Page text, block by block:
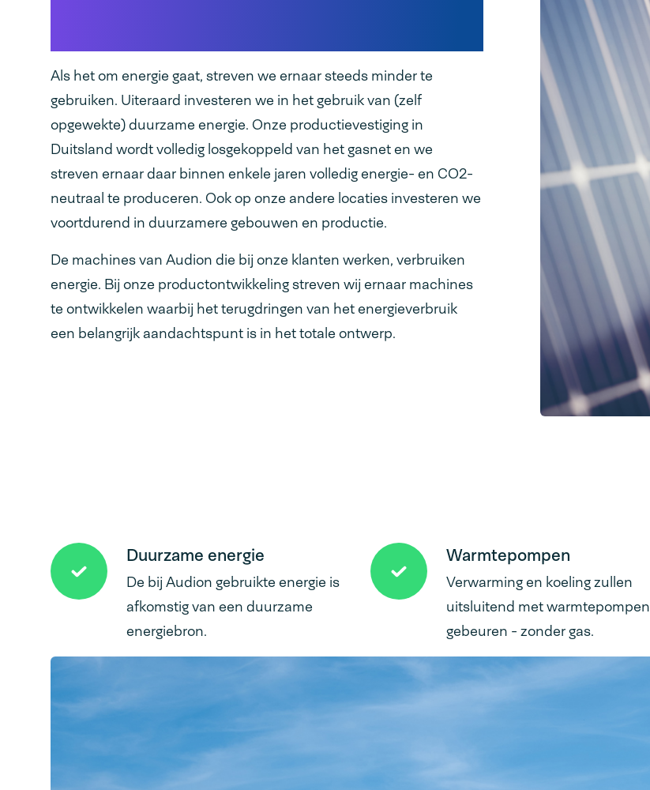
Als het om energie gaat, streven we ernaar steeds minder te
gebruiken. Uiteraard investeren we in het gebruik van (zelf
opgewekte) duurzame energie. Onze productievestiging in
Duitsland wordt volledig losgekoppeld van het gasnet en we
streven ernaar daar binnen enkele jaren volledig energie- en CO2-
neutraal te produceren. Ook op onze andere locaties investeren we
voortdurend in duurzamere gebouwen en productie.
De machines van Audion die bij onze klanten werken, verbruiken
energie. Bij onze productontwikkeling streven wij ernaar machines
te ontwikkelen waarbij het terugdringen van het energieverbruik
een belangrijk aandachtspunt is in het totale ontwerp.
Duurzame energie
De bij Audion gebruikte energie is
afkomstig van een duurzame
energiebron.
Warmtepompen
Verwarming en koeling zullen
uitsluitend met warmtepompen
gebeuren - zonder gas.